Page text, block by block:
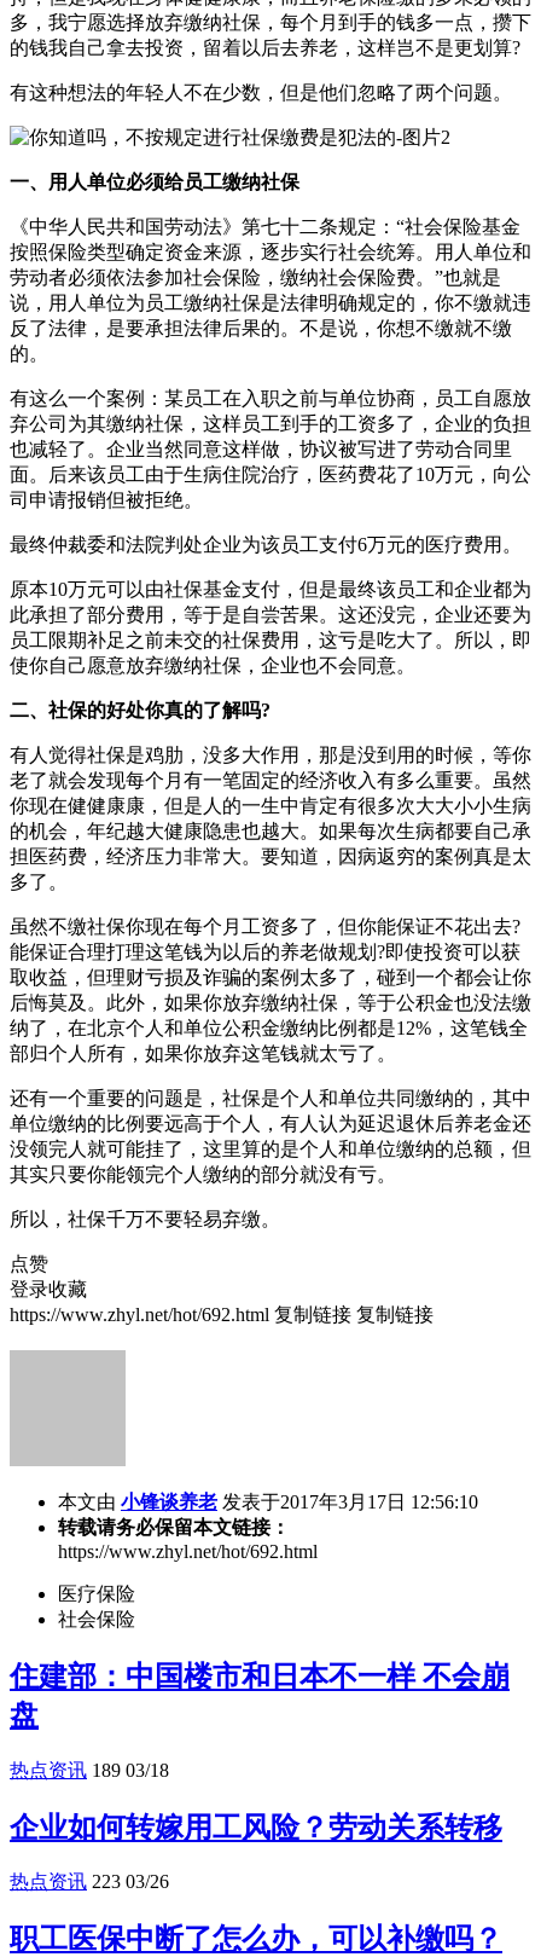
多，我宁愿选择放弃缴纳社保，每个月到手的钱多一点，攒下
的钱我自己拿去投资，留着以后去养老，这样岂不是更划算?
有这种想法的年轻人不在少数，但是他们忽略了两个问题。
一、用人单位必须给员工缴纳社保
《中华人民共和国劳动法》第七十二条规定：“社会保险基金
按照保险类型确定资金来源，逐步实行社会统筹。用人单位和
劳动者必须依法参加社会保险，缴纳社会保险费。”也就是
说，用人单位为员工缴纳社保是法律明确规定的，你不缴就违
反了法律，是要承担法律后果的。不是说，你想不缴就不缴
的。
有这么一个案例：某员工在入职之前与单位协商，员工自愿放
弃公司为其缴纳社保，这样员工到手的工资多了，企业的负担
也减轻了。企业当然同意这样做，协议被写进了劳动合同里
面。后来该员工由于生病住院治疗，医药费花了10万元，向公
司申请报销但被拒绝。
最终仲裁委和法院判处企业为该员工支付6万元的医疗费用。
原本10万元可以由社保基金支付，但是最终该员工和企业都为
此承担了部分费用，等于是自尝苦果。这还没完，企业还要为
员工限期补足之前未交的社保费用，这亏是吃大了。所以，即
使你自己愿意放弃缴纳社保，企业也不会同意。
二、社保的好处你真的了解吗?
有人觉得社保是鸡肋，没多大作用，那是没到用的时候，等你
老了就会发现每个月有一笔固定的经济收入有多么重要。虽然
你现在健健康康，但是人的一生中肯定有很多次大大小小生病
的机会，年纪越大健康隐患也越大。如果每次生病都要自己承
担医药费，经济压力非常大。要知道，因病返穷的案例真是太
多了。
虽然不缴社保你现在每个月工资多了，但你能保证不花出去?
能保证合理打理这笔钱为以后的养老做规划?即使投资可以获
取收益，但理财亏损及诈骗的案例太多了，碰到一个都会让你
后悔莫及。此外，如果你放弃缴纳社保，等于公积金也没法缴
纳了，在北京个人和单位公积金缴纳比例都是12%，这笔钱全
部归个人所有，如果你放弃这笔钱就太亏了。
还有一个重要的问题是，社保是个人和单位共同缴纳的，其中
单位缴纳的比例要远高于个人，有人认为延迟退休后养老金还
没领完人就可能挂了，这里算的是个人和单位缴纳的总额，但
其实只要你能领完个人缴纳的部分就没有亏。
所以，社保千万不要轻易弃缴。
点赞
登录收藏
https://www.zhyl.net/hot/692.html 复制链接 复制链接
本文由 小锋谈养老 发表于2017年3月17日 12:56:10
转载请务必保留本文链接：
https://www.zhyl.net/hot/692.html
医疗保险
社会保险
住建部：中国楼市和日本不一样 不会崩
盘
热点资讯 189 03/18
企业如何转嫁用工风险？劳动关系转移
热点资讯 223 03/26
职工医保中断了怎么办，可以补缴吗？